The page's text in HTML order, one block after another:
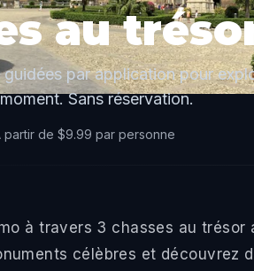
au
par application pour
Sans réservation.
partir de $9.99 par personne
à travers 3 chasses au
célèbres et découvrez